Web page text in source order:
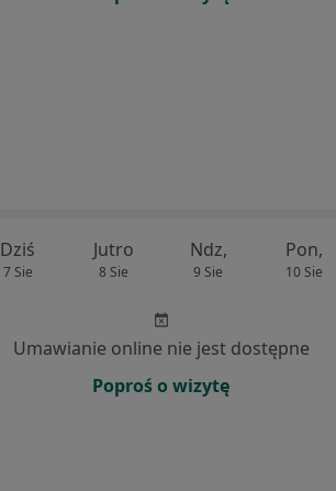
Dziś
7 Sie
Jutro
8 Sie
Ndz,
9 Sie
Pon,
10 Sie
Umawianie online nie jest dostępne
Poproś o wizytę